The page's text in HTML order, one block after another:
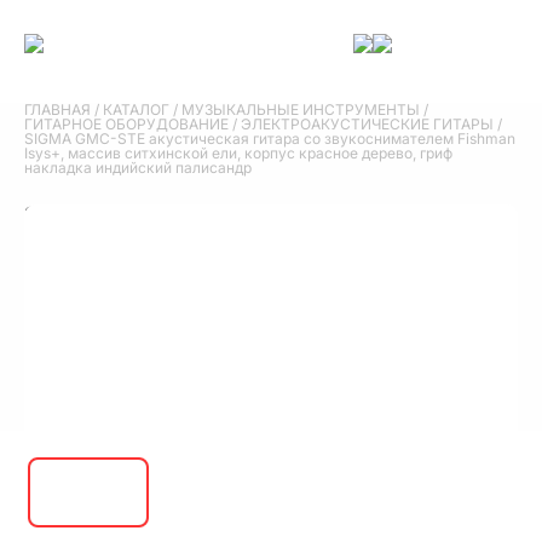
ГЛАВНАЯ / КАТАЛОГ / МУЗЫКАЛЬНЫЕ ИНСТРУМЕНТЫ /
ГИТАРНОЕ ОБОРУДОВАНИЕ / ЭЛЕКТРОАКУСТИЧЕСКИЕ ГИТАРЫ /
SIGMA GMC-STE акустическая гитара со звукоснимателем Fishman
Isys+, массив ситхинской ели, корпус красное дерево, гриф
накладка индийский палисандр
SIGMA GMC-STE акустическая гитара со